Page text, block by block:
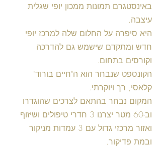
באינסטגרם תמונות ממכון יופי שגלית
עיצבה.
היא סיפרה על החלום שלה למרכז יופי
חדש ומתקדם שישמש גם להדרכה
וקורסים בתחום.
הקונספט שנבחר הוא ה"חיים בורוד"
קלאסי, רך ויוקרתי.
המקום נבחר בהתאם לצרכים שהוגדרו
וב-60 מטר יצרנו 3 חדרי טיפולים ושיזוף
ואזור מרכזי גדול עם 3 עמדות מניקור
ובמת פדיקור.